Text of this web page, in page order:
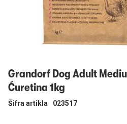
Grandorf Dog Adult
Ćuretina 1kg
Šifra artikla 023517